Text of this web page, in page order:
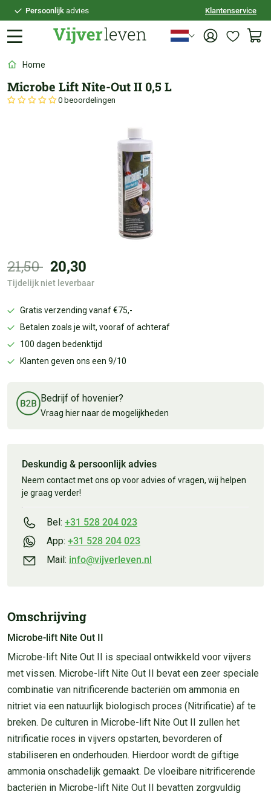
Persoonlijk advies
21:30besteld,vandaagverzonden
Persoonlijkadvies
Klantenservice
Home
Microbe Lift Nite-Out II 0,5 L
0 beoordelingen
21,50 20,30
Tijdelijk niet leverbaar
Gratis verzending vanaf €75,-
Betalen zoals je wilt, vooraf of achteraf
100 dagen bedenktijd
Klanten geven ons een 9/10
Bedrijf of hovenier?
Vraag hier naar de mogelijkheden
Deskundig & persoonlijk advies
Neem contact met ons op voor advies of vragen, wij helpen
je graag verder!
Bel: +31 528 204 023
App: +31 528 204 023
Mail: info@vijverleven.nl
Omschrijving
Microbe-lift Nite Out II
Microbe-lift Nite Out II is speciaal ontwikkeld voor vijvers
met vissen. Microbe-lift Nite Out II bevat een zeer speciale
combinatie van nitrificerende bacteriën om ammonia en
nitriet via een natuurlijk biologisch proces (Nitrificatie) af te
breken. De culturen in Microbe-lift Nite Out II zullen het
nitrificatie roces in vijvers opstarten, bevorderen of
stabiliseren en onderhouden. Hierdoor wordt de giftige
ammonia onschadelijk gemaakt. De vloeibare nitrificerende
bacteriën in Microbe-lift Nite Out II bevatten zorgvuldig